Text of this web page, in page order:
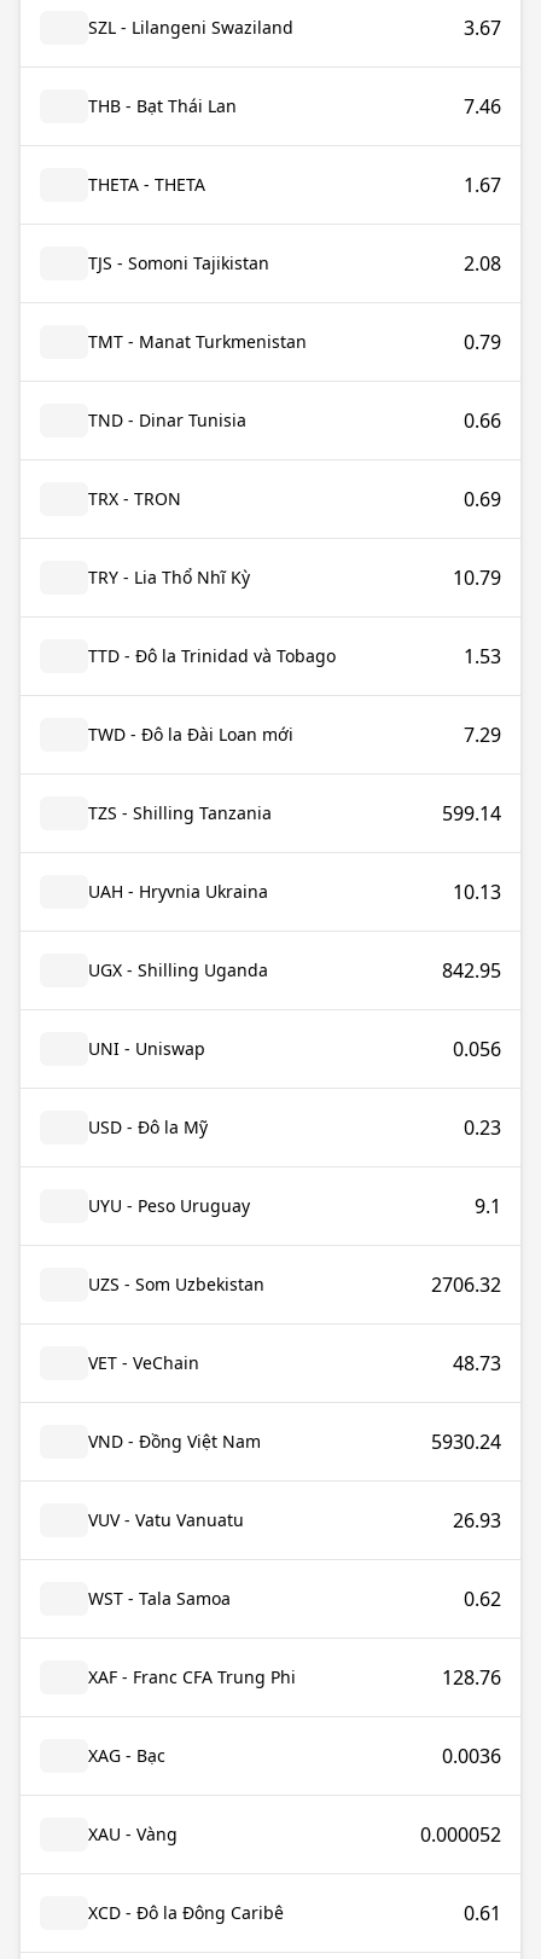
SZL - Lilangeni Swaziland 3.67
THB - Bạt Thái Lan 7.46
THETA - THETA 1.67
TJS - Somoni Tajikistan 2.08
TMT - Manat Turkmenistan 0.79
TND - Dinar Tunisia 0.66
TRX - TRON 0.69
TRY - Lia Thổ Nhĩ Kỳ 10.79
TTD - Đô la Trinidad và Tobago 1.53
TWD - Đô la Đài Loan mới 7.29
TZS - Shilling Tanzania 599.14
UAH - Hryvnia Ukraina 10.13
UGX - Shilling Uganda 842.95
UNI - Uniswap 0.056
USD - Đô la Mỹ 0.23
UYU - Peso Uruguay 9.1
UZS - Som Uzbekistan 2706.32
VET - VeChain 48.73
VND - Đồng Việt Nam 5930.24
VUV - Vatu Vanuatu 26.93
WST - Tala Samoa 0.62
XAF - Franc CFA Trung Phi 128.76
XAG - Bạc 0.0036
XAU - Vàng 0.000052
XCD - Đô la Đông Caribê 0.61